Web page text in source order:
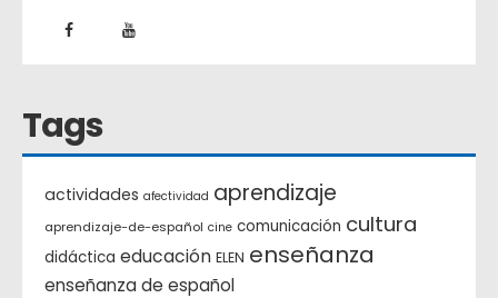
Tags
actividades afectividad aprendizaje
aprendizaje-de-español cine comunicación cultura
didáctica educación ELEN enseñanza
enseñanza de español